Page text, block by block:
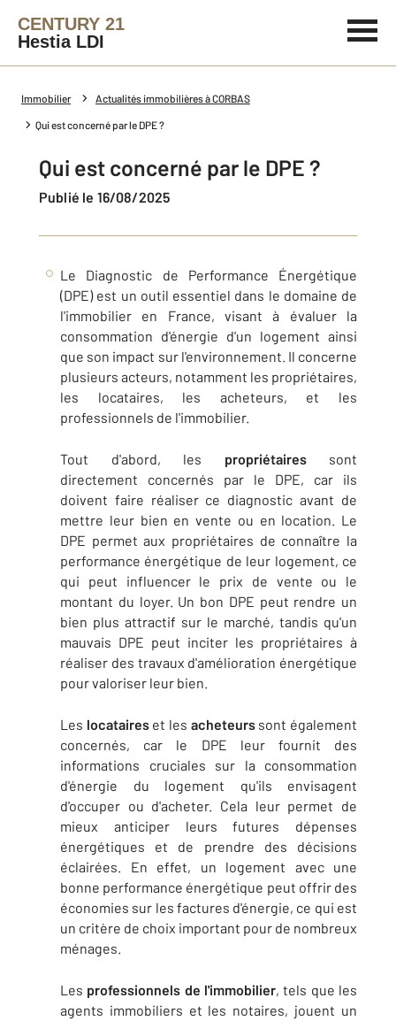
CENTURY 21
Hestia LDI
Immobilier Actualités immobilières à CORBAS
Qui est concerné par le DPE ?
Qui est concerné par le DPE ?
Publié le 16/08/2025
Le Diagnostic de Performance Énergétique
(DPE) est un outil essentiel dans le domaine de
l'immobilier en France, visant à évaluer la
consommation d'énergie d'un logement ainsi
que son impact sur l'environnement. Il concerne
plusieurs acteurs, notamment les propriétaires,
les locataires, les acheteurs, et les
professionnels de l'immobilier.
Tout d'abord, les propriétairessont
directement concernés par le DPE, car ils
doivent faire réaliser ce diagnostic avant de
mettre leur bien en vente ou en location. Le
DPE permet aux propriétaires de connaître la
performance énergétique de leur logement, ce
qui peut influencer le prix de vente ou le
montant du loyer. Un bon DPE peut rendre un
bien plus attractif sur le marché, tandis qu'un
mauvais DPE peut inciter les propriétaires à
réaliser des travaux d'amélioration énergétique
pour valoriser leur bien.
Les locataireset les acheteurssont également
concernés, car le DPE leur fournit des
informations cruciales sur la consommation
d'énergie du logement qu'ils envisagent
d'occuper ou d'acheter. Cela leur permet de
mieux anticiper leurs futures dépenses
énergétiques et de prendre des décisions
éclairées. En effet, un logement avec une
bonne performance énergétique peut offrir des
économies sur les factures d'énergie, ce qui est
un critère de choix important pour de nombreux
ménages.
Les professionnels de l'immobilier, tels que les
agents immobiliers et les notaires, jouent un